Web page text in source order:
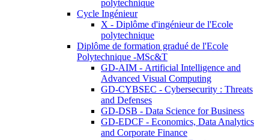
polytechnique
Cycle Ingénieur
X - Diplôme d'ingénieur de l'Ecole
polytechnique
Diplôme de formation gradué de l'Ecole
Polytechnique -MSc&T
GD-AIM - Artificial Intelligence and
Advanced Visual Computing
GD-CYBSEC - Cybersecurity : Threats
and Defenses
GD-DSB - Data Science for Business
GD-EDCF - Economics, Data Analytics
and Corporate Finance